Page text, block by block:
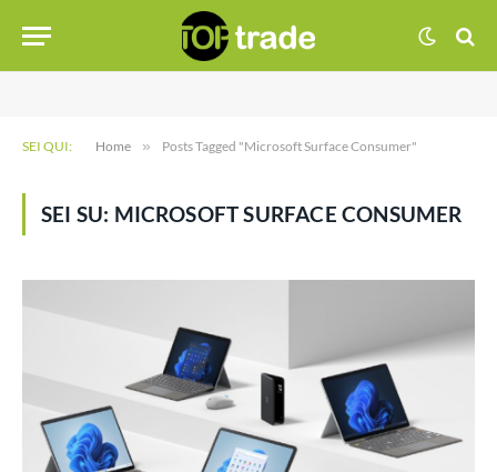
SEI QUI: Home » Posts Tagged "Microsoft Surface Consumer"
SEI SU: MICROSOFT SURFACE CONSUMER